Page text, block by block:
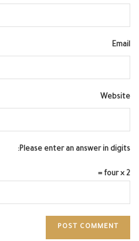
Email
Website
Please enter an answer in digits:
four × 2 =